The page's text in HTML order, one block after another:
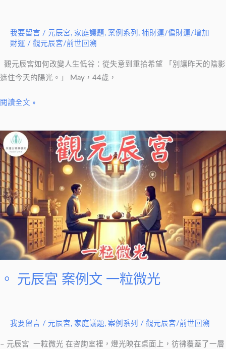
我要留言 / 元辰宮, 家庭議題, 案例系列 , 補財運/偏財運/增加
財運 / 觀元辰宮/前世回溯
觀元辰宮如何改變人生低谷：從失意到重拾希望 「別讓昨天的陰影
遮住今天的陽光。」 May，44歲，
今
天
陽
閱讀全文 »
。 元辰宮 案例文 一粒微光
我要留言 / 元辰宮, 家庭議題, 案例系列 / 觀元辰宮/前世回溯
– 元辰宮 一粒微光 在咨詢室裡，燈光映在桌面上，彷彿覆蓋了一層
。
元
辰
宮
案
例
文
一
粒
微